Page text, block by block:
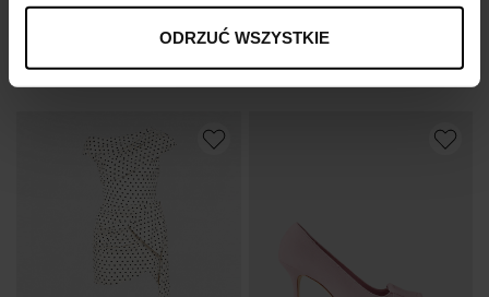
ODRZUĆ WSZYSTKIE
zł
Najniższa cena: